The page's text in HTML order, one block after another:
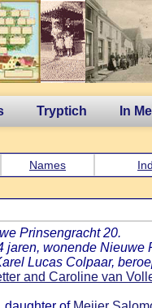
Tryptich In
Names
Prinsengracht 20.
jaren, wonende Nieuwe
Lucas Colpaar,
and Caroline van